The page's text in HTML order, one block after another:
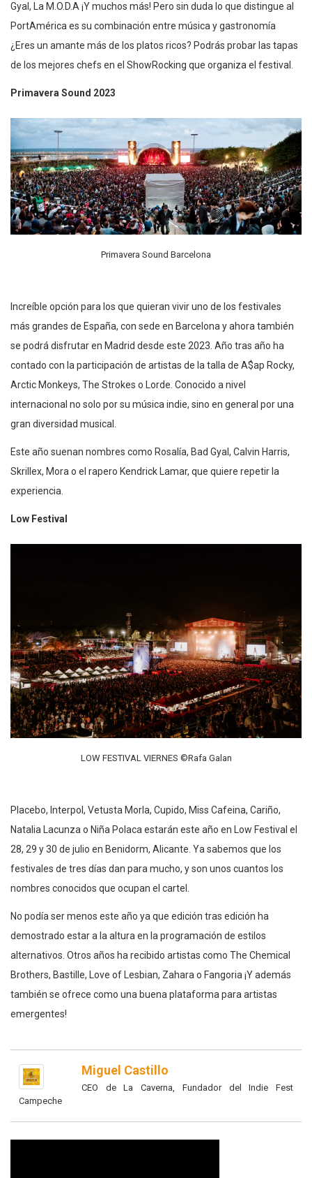
Gyal, La M.O.D.A ¡Y muchos más! Pero sin duda lo que distingue al
PortAmérica es su combinación entre música y gastronomía
¿Eres un amante más de los platos ricos? Podrás probar las tapas
de los mejores chefs en el ShowRocking que organiza el festival.
Primavera Sound 2023
Primavera Sound Barcelona
Increíble opción para los que quieran vivir uno de los festivales
más grandes de España, con sede en Barcelona y ahora también
se podrá disfrutar en Madrid desde este 2023. Año tras año ha
contado con la participación de artistas de la talla de A$ap Rocky,
Arctic Monkeys, The Strokes o Lorde. Conocido a nivel
internacional no solo por su música indie, sino en general por una
gran diversidad musical.
Este año suenan nombres como Rosalía, Bad Gyal, Calvin Harris,
Skrillex, Mora o el rapero Kendrick Lamar, que quiere repetir la
experiencia.
Low Festival
LOW FESTIVAL VIERNES ©Rafa Galan
Placebo, Interpol, Vetusta Morla, Cupido, Miss Cafeina, Cariño,
Natalia Lacunza o Niña Polaca estarán este año en Low Festival el
28, 29 y 30 de julio en Benidorm, Alicante. Ya sabemos que los
festivales de tres días dan para mucho, y son unos cuantos los
nombres conocidos que ocupan el cartel.
No podía ser menos este año ya que edición tras edición ha
demostrado estar a la altura en la programación de estilos
alternativos. Otros años ha recibido artistas como The Chemical
Brothers, Bastille, Love of Lesbian, Zahara o Fangoria ¡Y además
también se ofrece como una buena plataforma para artistas
emergentes!
Miguel Castillo
CEO de La Caverna, Fundador del Indie Fest
Campeche